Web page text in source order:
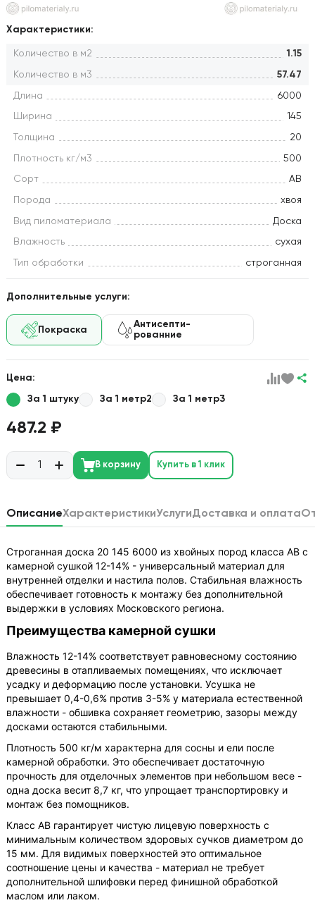
Характеристики:
Количество в м2 1.15
Количество в м3 57.47
Длина 6000
Ширина 145
Толщина 20
Плотность кг/м3 500
Сорт АВ
Порода хвоя
Вид пиломатериала Доска
Влажность сухая
Тип обработки строганная
Дополнительные услуги:
Покраска
Антисепти-
рованние
Цена:
За 1 штуку За 1 метр2 За 1 метр3
487.2 ₽
В корзину Купить в 1 клик
ОписаниеХарактеристикиУслугиДоставка и оплата
Строганная доска 20 145 6000 из хвойных пород класса АВ с
камерной сушкой 12-14% - универсальный материал для
внутренней отделки и настила полов. Стабильная влажность
обеспечивает готовность к монтажу без дополнительной
выдержки в условиях Московского региона.
Преимущества камерной сушки
Влажность 12-14% соответствует равновесному состоянию
древесины в отапливаемых помещениях, что исключает
усадку и деформацию после установки. Усушка не
превышает 0,4-0,6% против 3-5% у материала естественной
влажности - обшивка сохраняет геометрию, зазоры между
досками остаются стабильными.
Плотность 500 кг/м характерна для сосны и ели после
камерной обработки. Это обеспечивает достаточную
прочность для отделочных элементов при небольшом весе -
одна доска весит 8,7 кг, что упрощает транспортировку и
монтаж без помощников.
Класс АВ гарантирует чистую лицевую поверхность с
минимальным количеством здоровых сучков диаметром до
15 мм. Для видимых поверхностей это оптимальное
соотношение цены и качества - материал не требует
дополнительной шлифовки перед финишной обработкой
маслом или лаком.